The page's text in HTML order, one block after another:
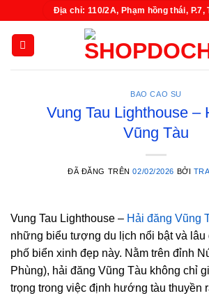
dung
Địa chỉ: 110/2A, Phạm hồng thái, P.7,
BAO CAO SU
Vung Tau Lighthouse –
Vũng Tàu
ĐÃ ĐĂNG TRÊN02/02/2026 BỞI
Vung Tau Lighthouse – Hải đăng Vũng
những biểu tượng du lịch nổi bật và lâu
phố biển xinh đẹp này. Nằm trên đỉnh
Phùng), hải đăng Vũng Tàu không chỉ
trọng trong việc định hướng tàu thuyền